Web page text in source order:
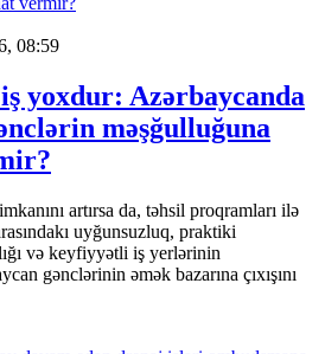
08:59
yoxdur: Azərbaycanda
məşğulluğuna
artırsa da, təhsil proqramları ilə
uyğunsuzluq, praktiki
və keyfiyyətli iş yerlərinin
gənclərinin əmək bazarına çıxışını